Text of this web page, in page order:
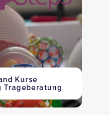
Kurse